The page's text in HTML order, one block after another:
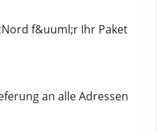
f&uuml;r Ihr Paket
an alle Adressen